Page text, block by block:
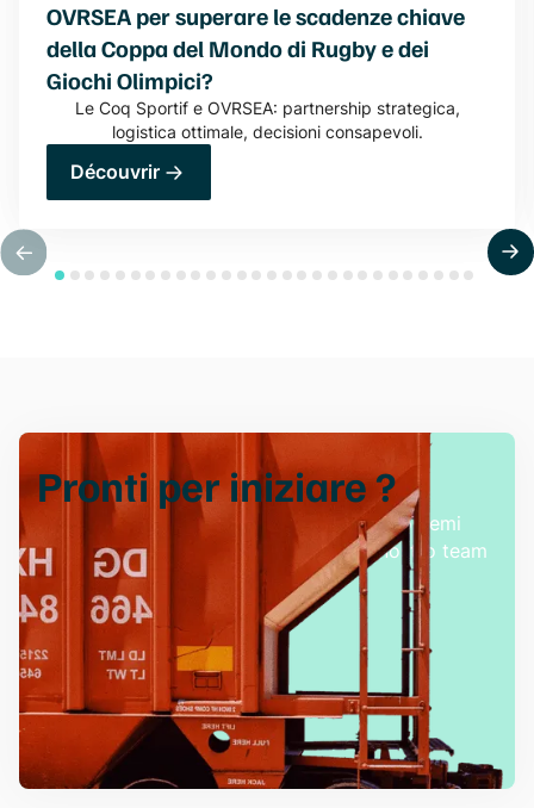
OVRSEA per superare le scadenze chiave
della Coppa del Mondo di Rugby e dei
Giochi Olimpici?
Le Coq Sportif e OVRSEA: partnership strategica,
logistica ottimale, decisioni consapevoli.
Découvrir
Pronti periniziare?
Provate la gestione delle merci senza problemi
con le nostre soluzioni innovative e il nostro team
di assistenza dedicato.
Richiedi una demo